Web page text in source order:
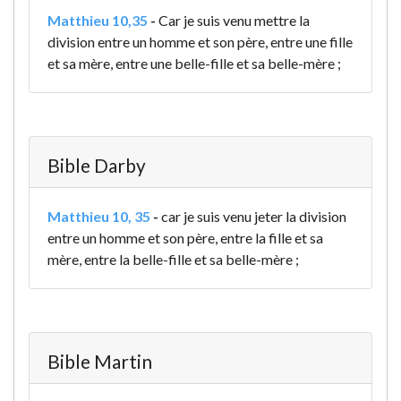
Matthieu 10,35 - Car je suis venu mettre la
division entre un homme et son père, entre une fille
et sa mère, entre une belle-fille et sa belle-mère ;
Bible Darby
Matthieu 10, 35 - car je suis venu jeter la division
entre un homme et son père, entre la fille et sa
mère, entre la belle-fille et sa belle-mère ;
Bible Martin